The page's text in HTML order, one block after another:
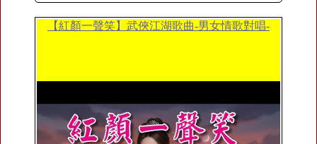
【紅顏一聲笑】武俠江湖歌曲-男女情歌對唱-